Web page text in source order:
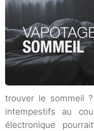
trouver le sommeil
intempestifs au
électronique